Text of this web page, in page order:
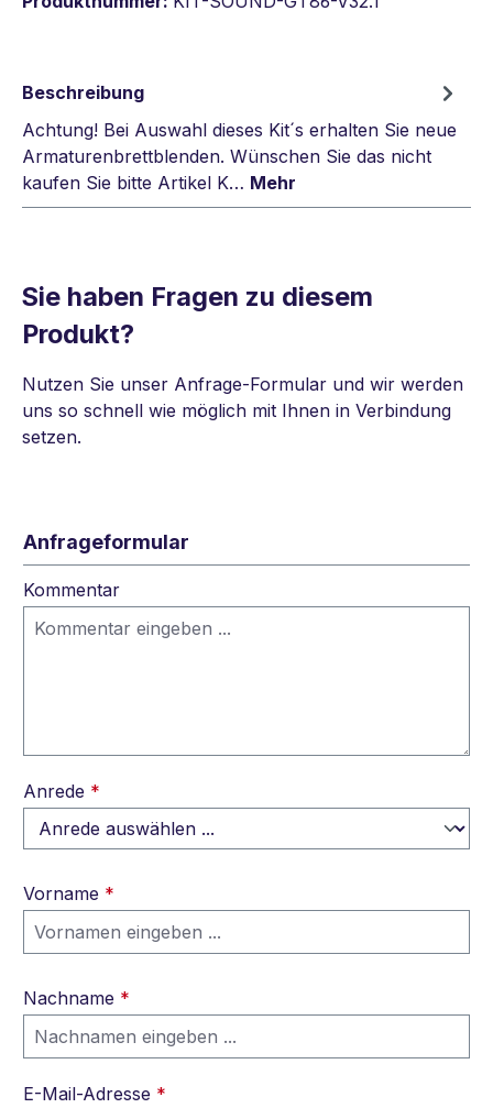
Beschreibung
Achtung! Bei Auswahl dieses Kit´s erhalten Sie neue
Armaturenbrettblenden. Wünschen Sie das nicht
kaufen Sie bitte Artikel K… Mehr
Sie haben Fragen zu diesem
Produkt?
Nutzen Sie unser Anfrage-Formular und wir werden
uns so schnell wie möglich mit Ihnen in Verbindung
setzen.
Anfrageformular
Kommentar
Anrede *
Vorname *
Nachname *
E-Mail-Adresse *